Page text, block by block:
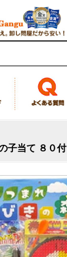
子当て ８０付